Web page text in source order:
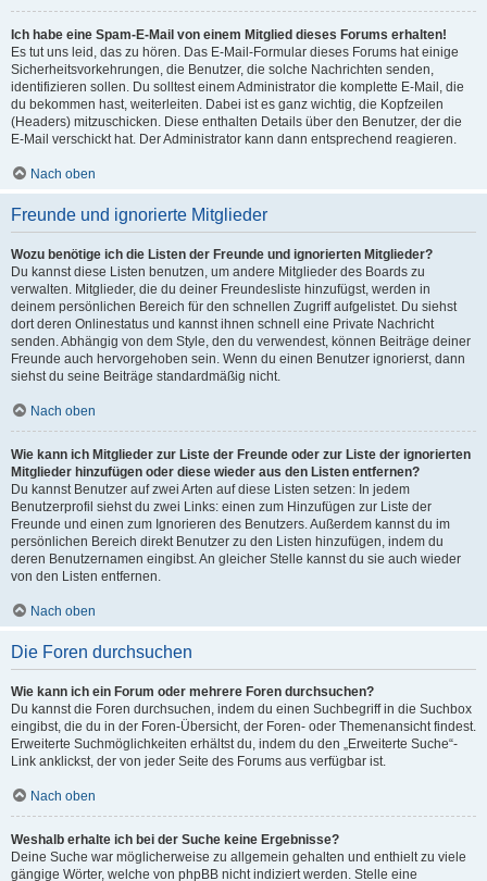
Ich habe eine Spam-E-Mail von einem Mitglied dieses Forums erhalten!
Es tut uns leid, das zu hören. Das E-Mail-Formular dieses Forums hat einige
Sicherheitsvorkehrungen, die Benutzer, die solche Nachrichten senden,
identifizieren sollen. Du solltest einem Administrator die komplette E-Mail, die
du bekommen hast, weiterleiten. Dabei ist es ganz wichtig, die Kopfzeilen
(Headers) mitzuschicken. Diese enthalten Details über den Benutzer, der die
E-Mail verschickt hat. Der Administrator kann dann entsprechend reagieren.
Nach oben
Freunde und ignorierte Mitglieder
Wozu benötige ich die Listen der Freunde und ignorierten Mitglieder?
Du kannst diese Listen benutzen, um andere Mitglieder des Boards zu
verwalten. Mitglieder, die du deiner Freundesliste hinzufügst, werden in
deinem persönlichen Bereich für den schnellen Zugriff aufgelistet. Du siehst
dort deren Onlinestatus und kannst ihnen schnell eine Private Nachricht
senden. Abhängig von dem Style, den du verwendest, können Beiträge deiner
Freunde auch hervorgehoben sein. Wenn du einen Benutzer ignorierst, dann
siehst du seine Beiträge standardmäßig nicht.
Nach oben
Wie kann ich Mitglieder zur Liste der Freunde oder zur Liste der ignorierten
Mitglieder hinzufügen oder diese wieder aus den Listen entfernen?
Du kannst Benutzer auf zwei Arten auf diese Listen setzen: In jedem
Benutzerprofil siehst du zwei Links: einen zum Hinzufügen zur Liste der
Freunde und einen zum Ignorieren des Benutzers. Außerdem kannst du im
persönlichen Bereich direkt Benutzer zu den Listen hinzufügen, indem du
deren Benutzernamen eingibst. An gleicher Stelle kannst du sie auch wieder
von den Listen entfernen.
Nach oben
Die Foren durchsuchen
Wie kann ich ein Forum oder mehrere Foren durchsuchen?
Du kannst die Foren durchsuchen, indem du einen Suchbegriff in die Suchbox
eingibst, die du in der Foren-Übersicht, der Foren- oder Themenansicht findest.
Erweiterte Suchmöglichkeiten erhältst du, indem du den „Erweiterte Suche“-
Link anklickst, der von jeder Seite des Forums aus verfügbar ist.
Nach oben
Weshalb erhalte ich bei der Suche keine Ergebnisse?
Deine Suche war möglicherweise zu allgemein gehalten und enthielt zu viele
gängige Wörter, welche von phpBB nicht indiziert werden. Stelle eine